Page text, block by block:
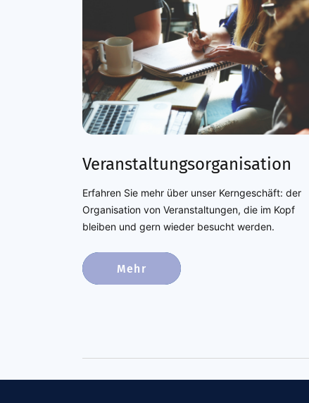
Veranstaltungsorganisation
Erfahren Sie mehr über unser Kerngeschäft: der
Organisation von Veranstaltungen, die im Kopf
bleiben und gern wieder besucht werden.
Mehr